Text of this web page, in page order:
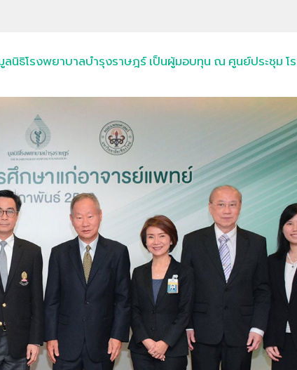
ธิโรงพยาบาลบำรุงราษฎร์ เป็นผู้มอบทุน ณ ศูนย์ประชุม โ